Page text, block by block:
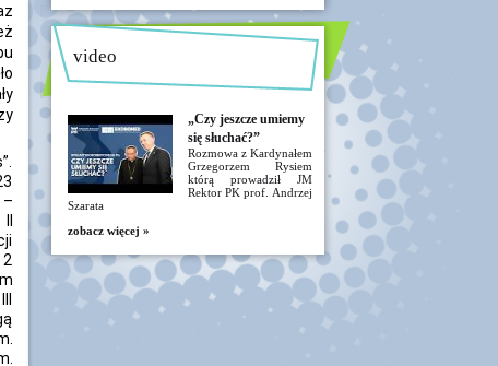
–
video
„Czy jeszcze umiemy
się słuchać?”
Rozmowa z Kardynałem
Grzegorzem Rysiem
którą prowadził JM
Rektor PK prof. Andrzej
Szarata
zobacz więcej »